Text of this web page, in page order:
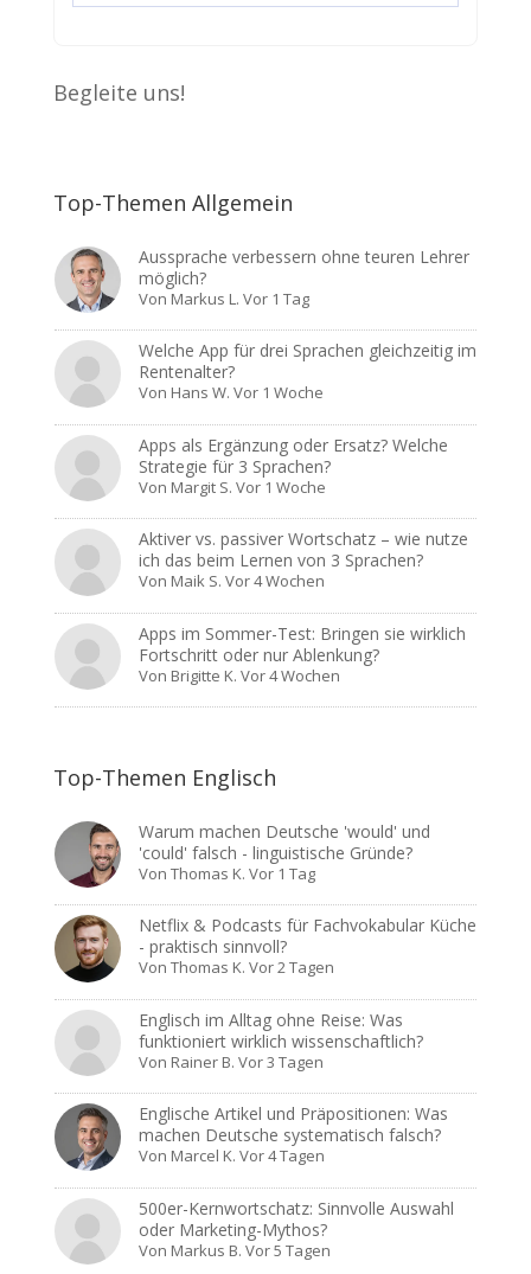
Begleite uns!
Top-Themen Allgemein
Aussprache verbessern ohne teuren Lehrer
möglich?
Von Markus L. Vor 1 Tag
Welche App für drei Sprachen gleichzeitig im
Rentenalter?
Von Hans W. Vor 1 Woche
Apps als Ergänzung oder Ersatz? Welche
Strategie für 3 Sprachen?
Von Margit S. Vor 1 Woche
Aktiver vs. passiver Wortschatz – wie nutze
ich das beim Lernen von 3 Sprachen?
Von Maik S. Vor 4 Wochen
Apps im Sommer-Test: Bringen sie wirklich
Fortschritt oder nur Ablenkung?
Von Brigitte K. Vor 4 Wochen
Top-Themen Englisch
Warum machen Deutsche 'would' und
'could' falsch - linguistische Gründe?
VonThomas K. Vor 1 Tag
Netflix & Podcasts für Fachvokabular Küche
- praktisch sinnvoll?
VonThomas K. Vor 2 Tagen
Englisch im Alltag ohne Reise: Was
funktioniert wirklich wissenschaftlich?
Von Rainer B. Vor 3 Tagen
Englische Artikel und Präpositionen: Was
machen Deutsche systematisch falsch?
Von Marcel K. Vor 4 Tagen
500er-Kernwortschatz: Sinnvolle Auswahl
oder Marketing-Mythos?
Von Markus B. Vor 5 Tagen